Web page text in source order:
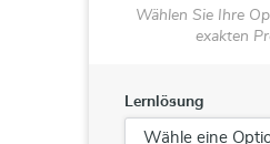
Wählen Sie Ihre
exakten
Lernlösung